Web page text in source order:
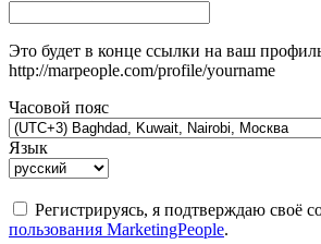
Это будет в конце ссылки на ваш
http://marpeople.com/profile/yourname
Часовой пояс
Язык
Регистрируясь, я подтверждаю своё
пользования MarketingPeople.